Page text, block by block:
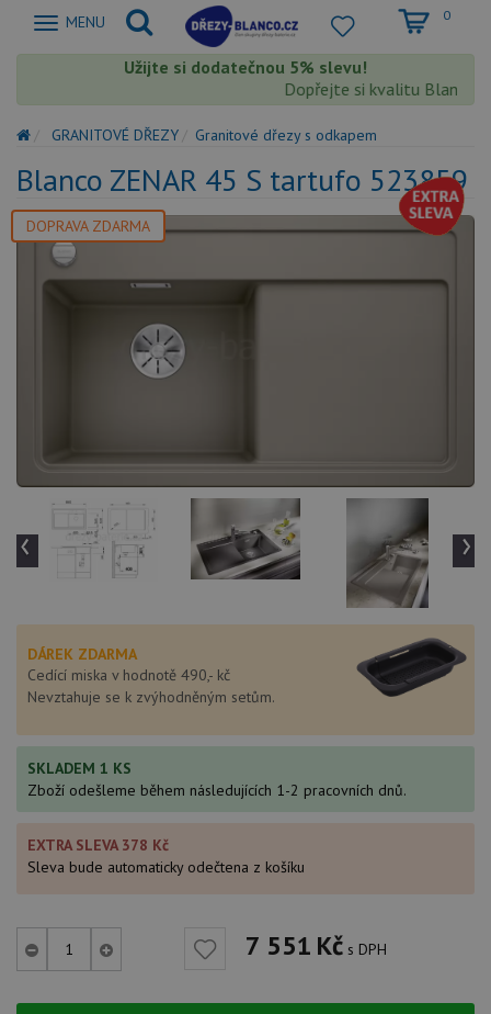
Zobrazit
MENU 0
Užijte si dodatečnou 5% slevu!
Dopřejte si kvalitu Blanco s
GRANITOVÉ DŘEZY Granitové dřezy s odkapem
Blanco ZENAR 45 S tartufo 523859
DOPRAVA ZDARMA
‹ ›
DÁREK ZDARMA
Cedící miska v hodnotě 490,- kč
Nevztahuje se k zvýhodněným setům.
SKLADEM 1 KS
Zboží odešleme během následujících 1-2 pracovních dnů.
EXTRA SLEVA 378 Kč
Sleva bude automaticky odečtena z košíku
7 551 Kč s DPH